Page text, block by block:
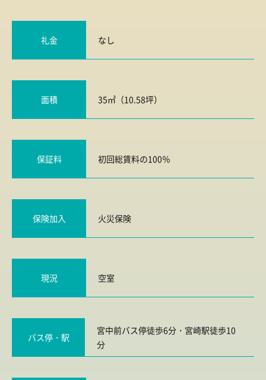
礼金 なし
面積 35㎡（10.58坪）
保証料 初回総賃料の100％
保険加入 火災保険
現況 空室
バス停・駅
宮中前バス停徒歩6分・宮崎駅徒歩10
分